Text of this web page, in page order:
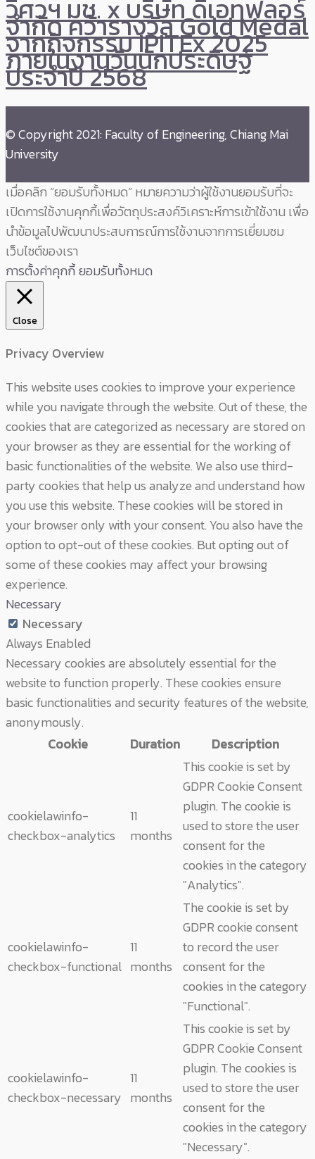
วิศวฯ มช. x บริษัท ดิเอทฟลอร์
จำกัด คว้ารางวัล Gold Medal
จากกิจกรรม IPITEx 2025
ภายในงานวันนักประดิษฐ์
ประจำปี 2568
© Copyright 2021: Faculty of Engineering, Chiang Mai
University
เมื่อคลิก “ยอมรับทั้งหมด” หมายความว่าผู้ใช้งานยอมรับที่จะ
เปิดการใช้งานคุกกี้เพื่อวัตถุประสงค์วิเคราะห์การเข้าใช้งาน เพื่อ
นำข้อมูลไปพัฒนาประสบการณ์การใช้งานจากการเยี่ยมชม
เว็บไซต์ของเรา
การตั้งค่าคุกกี้ยอมรับทั้งหมด
Close
Privacy Overview
This website uses cookies to improve your experience
while you navigate through the website. Out of these, the
cookies that are categorized as necessary are stored on
your browser as they are essential for the working of
basic functionalities of the website. We also use third-
party cookies that help us analyze and understand how
you use this website. These cookies will be stored in
your browser only with your consent. You also have the
option to opt-out of these cookies. But opting out of
some of these cookies may affect your browsing
experience.
Necessary
Necessary
Always Enabled
Necessary cookies are absolutely essential for the
website to function properly. These cookies ensure
basic functionalities and security features of the website,
anonymously.
Cookie
Duration Description
cookielawinfo-
checkbox-analytics
11
months
This cookie is set by
GDPR Cookie Consent
plugin. The cookie is
used to store the user
consent for the
cookies in the category
"Analytics".
cookielawinfo-
checkbox-functional
11
months
The cookie is set by
GDPR cookie consent
to record the user
consent for the
cookies in the category
"Functional".
cookielawinfo-
checkbox-necessary
11
months
This cookie is set by
GDPR Cookie Consent
plugin. The cookies is
used to store the user
consent for the
cookies in the category
"Necessary".